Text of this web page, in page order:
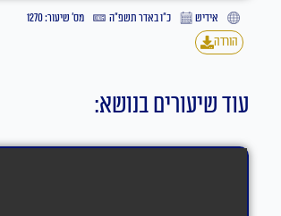
אידיש כ״ו באדר תשפ״ה
מס' שיעור: 1270
הורדה
עוד שיעורים בנושא: